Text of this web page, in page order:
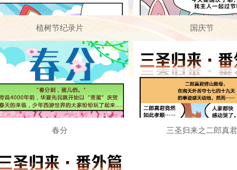
植树节纪录片 国庆节
春分 三圣归来之二郎真君